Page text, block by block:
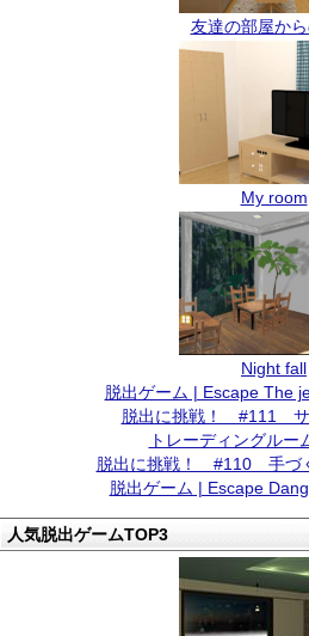
友達の部屋か
My room
Night fall
脱出ゲーム | Escape The
脱出に挑戦！ #111 サ
トレーディングルー
脱出に挑戦！ #110 手づ
脱出ゲーム | Escape
人気脱出ゲームTOP3